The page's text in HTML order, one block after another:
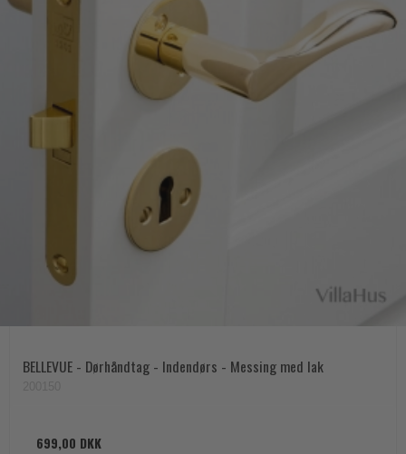
BELLEVUE - Dørhåndtag - Indendørs - Messing med lak
699,00 DKK